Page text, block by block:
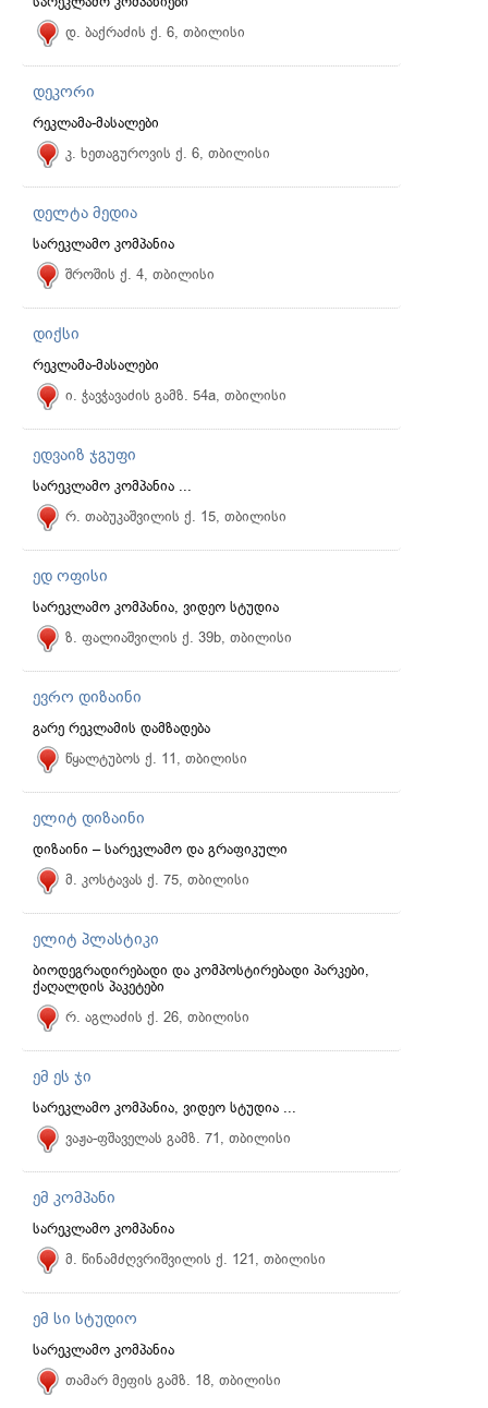
დ. ბაქრაძის ქ. 6, თბილისი
დეკორი
რეკლამა-მასალები
კ. ხეთაგუროვის ქ. 6, თბილისი
დელტა მედია
სარეკლამო კომპანია
შროშის ქ. 4, თბილისი
დიქსი
რეკლამა-მასალები
ი. ჭავჭავაძის გამზ. 54a, თბილისი
ედვაიზ ჯგუფი
სარეკლამო კომპანია ...
რ. თაბუკაშვილის ქ. 15, თბილისი
ედ ოფისი
სარეკლამო კომპანია, ვიდეო სტუდია
ზ. ფალიაშვილის ქ. 39b, თბილისი
ევრო დიზაინი
გარე რეკლამის დამზადება
წყალტუბოს ქ. 11, თბილისი
ელიტ დიზაინი
დიზაინი – სარეკლამო და გრაფიკული
მ. კოსტავას ქ. 75, თბილისი
ელიტ პლასტიკი
ბიოდეგრადირებადი და კომპოსტირებადი პარკები,
ქაღალდის პაკეტები
რ. აგლაძის ქ. 26, თბილისი
ემ ეს ჯი
სარეკლამო კომპანია, ვიდეო სტუდია ...
ვაჟა-ფშაველას გამზ. 71, თბილისი
ემ კომპანი
სარეკლამო კომპანია
მ. წინამძღვრიშვილის ქ. 121, თბილისი
ემ სი სტუდიო
სარეკლამო კომპანია
თამარ მეფის გამზ. 18, თბილისი